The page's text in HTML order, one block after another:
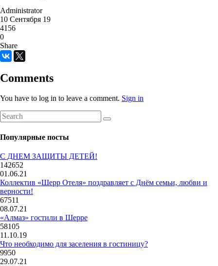
Administrator
10 Сентября 19
4156
0
Share
Comments
You have to log in to leave a comment. Sign in
Популярные посты
С ДНЕМ ЗАЩИТЫ ДЕТЕЙ!
142652
01.06.21
Коллектив «Шерр Отеля» поздравляет с Днём семьи, любви и
верности!
67511
08.07.21
«Алмаз» гостили в Шерре
58105
11.10.19
Что необходимо для заселения в гостиницу?
9950
29.07.21